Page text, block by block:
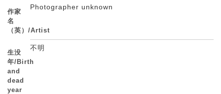
作家
名
（英）/Artist
Photographer unknown
生没
年/Birth
and
dead
year
不明